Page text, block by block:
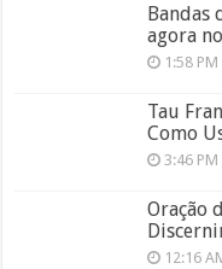
Bandas
agora
1:58 PM
Tau
Como
3:46 PM
Oração
12:16